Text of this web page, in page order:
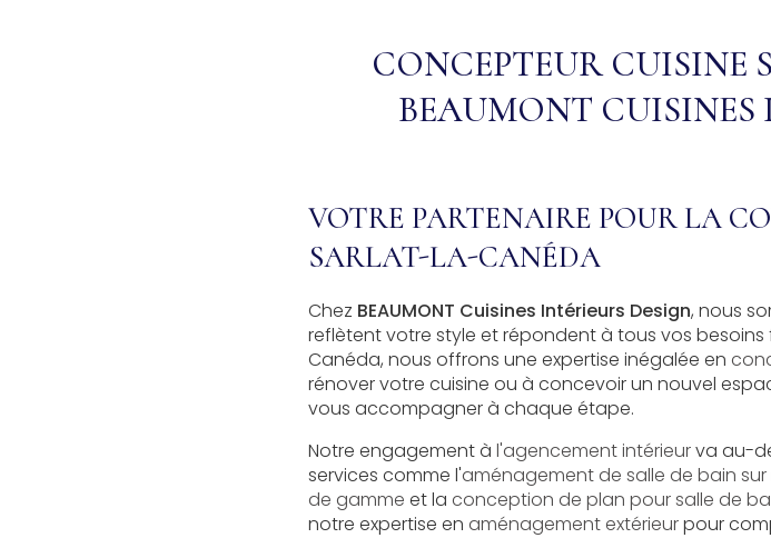
CONCEPTEUR
BEAUMONT CUISINES
VOTRE PARTENAIRE POUR LA
SARLAT-LA-CANÉDA
Chez BEAUMONT Cuisines Intérieurs Design, nous
reflètent votre style et répondent à tous vos
Canéda, nous offrons une expertise inégalée en
rénover votre cuisine ou à concevoir un nouvel
vous accompagner à chaque étape.
Notre engagement à l'agencement intérieurva au-
services comme l'aménagement de salle de bain
de gamme et la conception de plan pour salle de
notre expertise en aménagement extérieurpour